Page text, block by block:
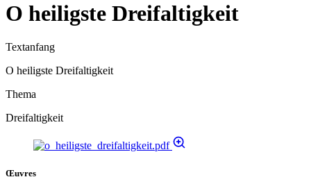
O heiligste Dreifaltigkeit
Textanfang
O heiligste Dreifaltigkeit
Thema
Dreifaltigkeit
Œuvres